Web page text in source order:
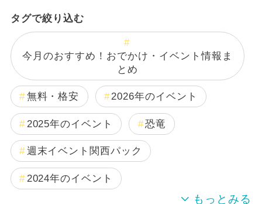
タグで絞り込む
今月のおすすめ！おでかけ・イベント情報ま
とめ
無料・格安 2026年のイベント
2025年のイベント 恐竜
週末イベント関西パック
2024年のイベント